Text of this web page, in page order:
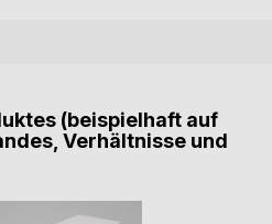
(beispielhaft auf
Verhältnisse und